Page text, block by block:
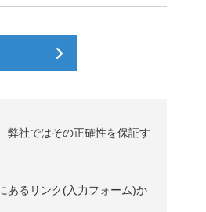
弊社ではその正確性を保証す
あるリンク(入力フォーム)か